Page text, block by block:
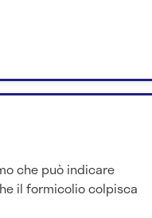
che può indicare
il formicolio colpisca